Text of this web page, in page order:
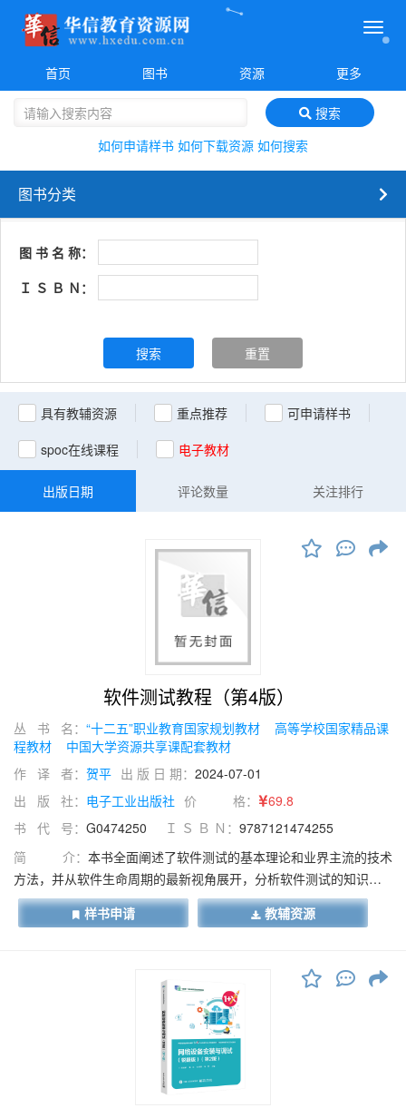
菜
单
首页
图书 资源 更多
搜索
如何申请样书 如何下载资源 如何搜索
图书分类
图 书 名 称：
Ｉ Ｓ Ｂ Ｎ：
搜索 重置
具有教辅资源 重点推荐
可申请样书
spoc在线课程
电子教材
关注排行
评论数量
出版日期
软件测试教程（第4版）
丛 书 名： “十二五”职业教育国家规划教材
高等学校国家精品课
程教材
中国大学资源共享课配套教材
作 译 者： 贺平 出 版 日 期： 2024-07-01
出 版 社： 电子工业出版社 价 格：
69.8
书 代 号： G0474250 Ｉ Ｓ Ｂ Ｎ： 9787121474255
简 介： 本书全面阐述了软件测试的基本理论和业界主流的技术
方法，并从软件生命周期的最新视角展开，分析软件测试的知识、
技术及应用的策略、过程及方法。全书共10 章：软件测试概述、软
件生命周期的测试、软件静态测试技术、软件动态测试技术、软件
性能测试、软件系统安全性测试、软件测试管理，基本涵盖了目前
软件测试的知识体系、技术体系和应用体系。本书使读者能系统
地、较快地掌握软件测试的系统知识，获得解决实际测试问题的思
路和基本的工程实践方法。本书是中国大学资源共享课“软件测试”的
配套教材、高等学校国家精品课程教材。本书配有相关的视频资
源，读者可以登录华信教育资源网（www.hxedu.com.cn），搜索本
书后按照提示信息浏览视频资源。本书可作为高等院校、高等职业
样书申请 教辅资源